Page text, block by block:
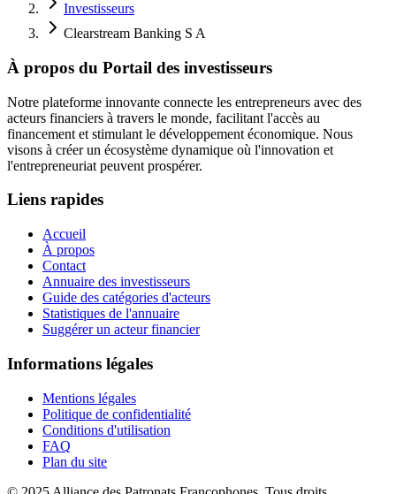
Investisseurs
Clearstream Banking S A
À propos du Portail des investisseurs
Notre plateforme innovante connecte les entrepreneurs avec des
acteurs financiers à travers le monde, facilitant l'accès au
financement et stimulant le développement économique. Nous
visons à créer un écosystème dynamique où l'innovation et
l'entrepreneuriat peuvent prospérer.
Liens rapides
Accueil
À propos
Contact
Annuaire des investisseurs
Guide des catégories d'acteurs
Statistiques de l'annuaire
Suggérer un acteur financier
Informations légales
Mentions légales
Politique de confidentialité
Conditions d'utilisation
FAQ
Plan du site